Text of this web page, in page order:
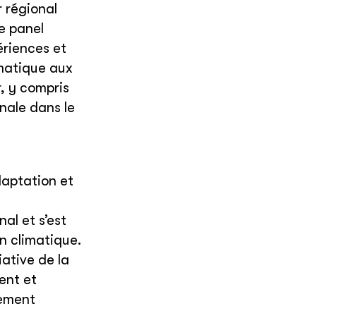
panel
et
aux
y compris
dans le
et
et s’est
climatique.
de la
et